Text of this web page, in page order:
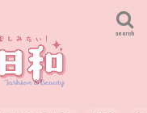
search